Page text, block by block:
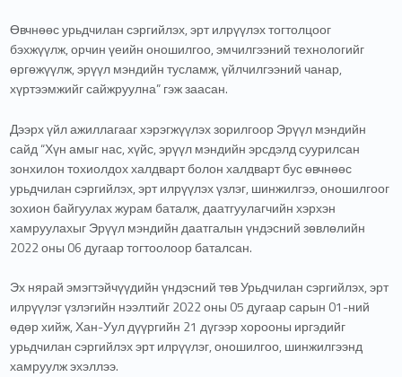
Өвчнөөс урьдчилан сэргийлэх, эрт илрүүлэх тогтолцоог
бэхжүүлж, орчин үеийн оношилгоо, эмчилгээний технологийг
өргөжүүлж, эрүүл мэндийнтусламж, үйлчилгээний чанар,
хүртээмжийг сайжруулна” гэж заасан.
Дээрх үйл ажиллагааг хэрэгжүүлэх зорилгоор Эрүүл мэндийн
сайд “Хүн амыг нас, хүйс, эрүүл мэндийн эрсдэлд суурилсан
зонхилон тохиолдох халдварт болон халдварт бус өвчнөөс
урьдчилан сэргийлэх, эрт илрүүлэх үзлэг, шинжилгээ, оношилгоог
зохион байгуулах журам баталж, даатгуулагчийн хэрхэн
хамруулахыг Эрүүл мэндийн даатгалын үндэсний зөвлөлийн
2022 оны 06 дугаар тогтоолоор баталсан.
Эх нярай эмэгтэйчүүдийн үндэсний төв Урьдчилан сэргийлэх, эрт
илрүүлэг үзлэгийн нээлтийг 2022 оны 05 дугаар сарын 01-ний
өдөр хийж, Хан-Уул дүүргийн 21 дүгээр хорооны иргэдийг
урьдчилан сэргийлэх эрт илрүүлэг, оношилгоо, шинжилгээнд
хамруулж эхэллээ.